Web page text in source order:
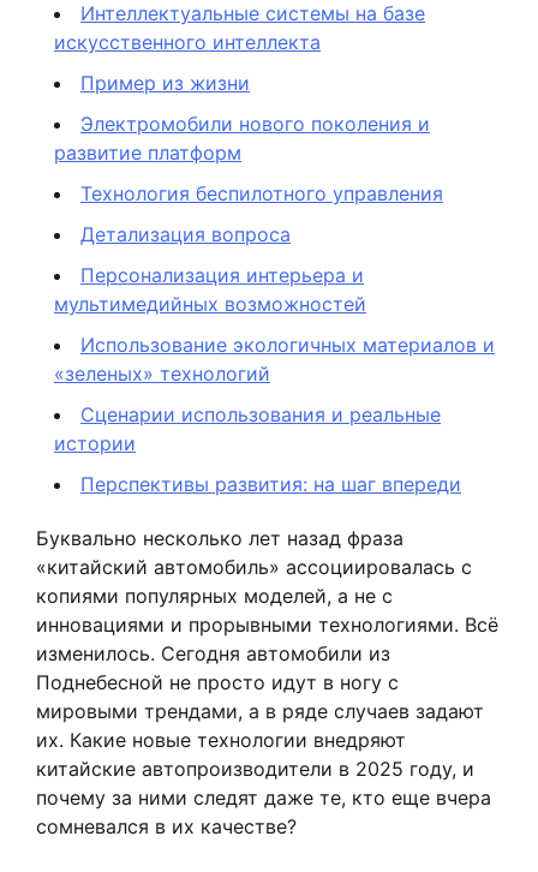
Интеллектуальные системы на базе
искусственного интеллекта
Пример из жизни
Электромобили нового поколения и
развитие платформ
Технология беспилотного управления
Детализация вопроса
Персонализация интерьера и
мультимедийных возможностей
Использование экологичных материалов и
«зеленых» технологий
Сценарии использования и реальные
истории
Перспективы развития: на шаг впереди
Буквально несколько лет назад фраза
«китайский автомобиль» ассоциировалась с
копиями популярных моделей, а не с
инновациями и прорывными технологиями. Всё
изменилось. Сегодня автомобили из
Поднебесной не просто идут в ногу с
мировыми трендами, а в ряде случаев задают
их. Какие новые технологии внедряют
китайские автопроизводители в 2025 году, и
почему за ними следят даже те, кто еще вчера
сомневался в их качестве?